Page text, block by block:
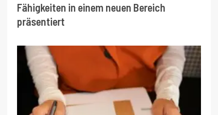
Fähigkeiten in einem neuen Bereich
präsentiert